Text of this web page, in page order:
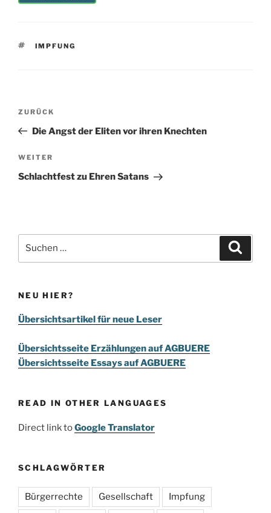
SCHLAGWÖRTER
IMPFUNG
Beitragsnavigation
Vorheriger
Beitrag
ZURÜCK
Die Angst der Eliten vor ihren Knechten
Nächster
Beitrag
WEITER
Schlachtfest zu Ehren Satans
nach:
NEU HIER?
Übersichtsartikel für neue Leser
Übersichtsseite Erzählungen auf AGBUERE
Übersichtsseite Essays auf AGBUERE
READ IN OTHER LANGUAGES
Direct link toGoogle Translator
SCHLAGWÖRTER
Bürgerrechte Gesellschaft Impfung